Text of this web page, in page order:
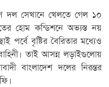
দল সেখানে খেলতে গেল ১০
হোম কন্ডিশনে অভ্যস্ত নয়
পর্বে বৃষ্টির বৈরিতার মধ্যেও
তাই আসন্ন লড়াইগুলোয়
বাংলাদেশ দলের নিরন্তর